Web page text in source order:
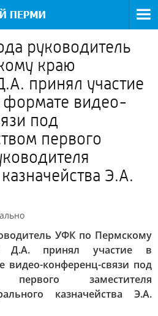
руководитель
краю
принял участие
видео-
под
первого
Э.А.
УФК по Пермскому
Д.А. принял участие в
конференц-связи под
первого заместителя
казначейства Э.А.